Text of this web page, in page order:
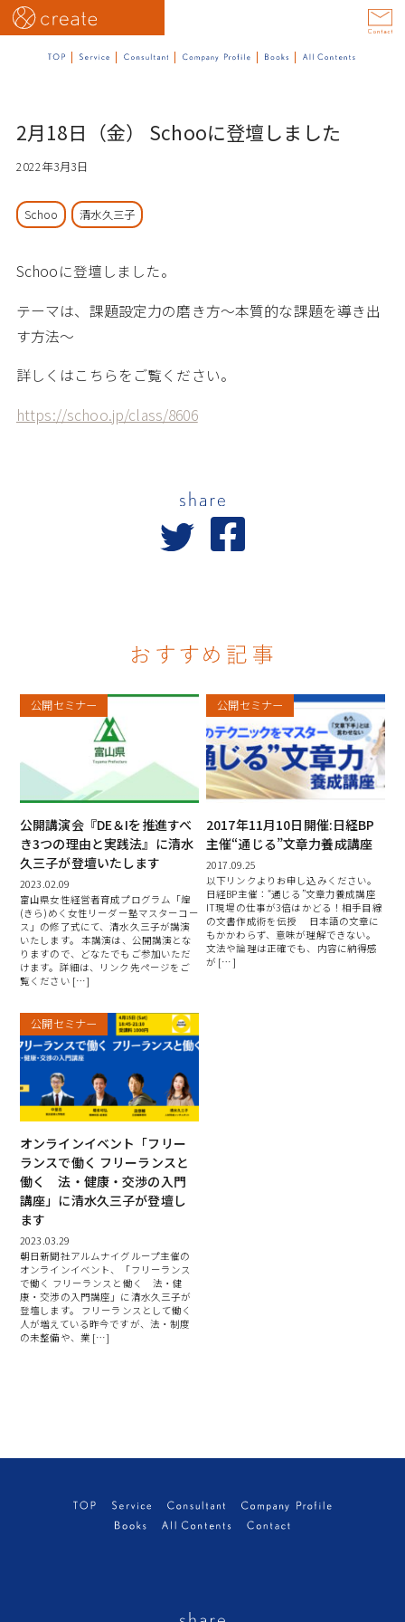
2月18日（金） Schooに登壇しました
2022年3月3日
Schoo 清水久三子
Schooに登壇しました。
テーマは、課題設定力の磨き方～本質的な課題を導き出
す方法～
詳しくはこちらをご覧ください。
https://schoo.jp/class/8606
公開セミナー
公開講演会『DE＆Iを推進すべ
き3つの理由と実践法』に清水
久三子が登壇いたします
2023.02.09
富山県女性経営者育成プログラム「煌
(きら)めく女性リーダー塾マスターコー
ス」の修了式にて、清水久三子が講演
いたします。 本講演は、公開講演とな
りますので、どなたでもご参加いただ
けます。詳細は、リンク先ページをご
覧ください […]
公開セミナー
2017年11月10日開催:日経BP
主催“通じる”文章力養成講座
2017.09.25
以下リンクよりお申し込みください。
日経BP主催：“通じる”文章力養成講座
IT現場の仕事が3倍はかどる！相手目線
の文書作成術を伝授 日本語の文章に
もかかわらず、意味が理解できない。
文法や論理は正確でも、内容に納得感
が […]
公開セミナー
オンラインイベント「フリー
ランスで働く フリーランスと
働く 法・健康・交渉の入門
講座」に清水久三子が登壇し
ます
2023.03.29
朝日新聞社アルムナイグループ主催の
オンラインイベント、「フリーランス
で働く フリーランスと働く 法・健
康・交渉の入門講座」に清水久三子が
登壇します。 フリーランスとして働く
人が増えている昨今ですが、法・制度
の未整備や、業 […]